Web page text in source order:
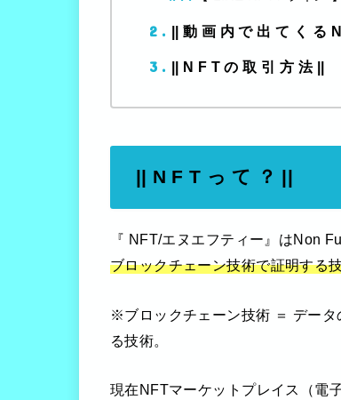
2 || 動 画 内 で 出 て く る
3 || N F T の 取 引 方 法 ||
|| N F T っ て ？ ||
『 NFT/エヌエフティー』はNon
ブロックチェーン技術で証明する
※ブロックチェーン技術 ＝ データ
る技術。
現在NFTマーケットプレイス（電